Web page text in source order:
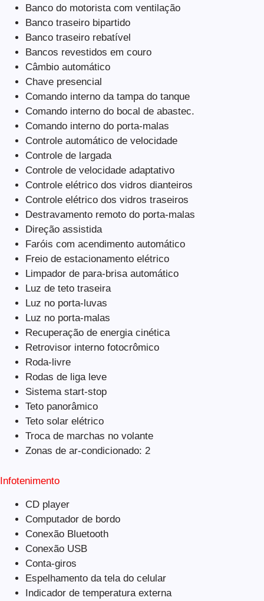
Banco do motorista com ventilação
Banco traseiro bipartido
Banco traseiro rebatível
Bancos revestidos em couro
Câmbio automático
Chave presencial
Comando interno da tampa do tanque
Comando interno do bocal de abastec.
Comando interno do porta-malas
Controle automático de velocidade
Controle de largada
Controle de velocidade adaptativo
Controle elétrico dos vidros dianteiros
Controle elétrico dos vidros traseiros
Destravamento remoto do porta-malas
Direção assistida
Faróis com acendimento automático
Freio de estacionamento elétrico
Limpador de para-brisa automático
Luz de teto traseira
Luz no porta-luvas
Luz no porta-malas
Recuperação de energia cinética
Retrovisor interno fotocrômico
Roda-livre
Rodas de liga leve
Sistema start-stop
Teto panorâmico
Teto solar elétrico
Troca de marchas no volante
Zonas de ar-condicionado: 2
Infotenimento
CD player
Computador de bordo
Conexão Bluetooth
Conexão USB
Conta-giros
Espelhamento da tela do celular
Indicador de temperatura externa